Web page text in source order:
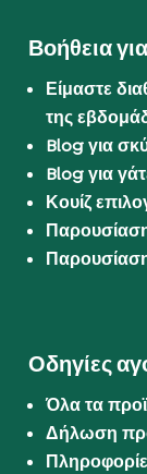
Βοήθεια
Είμαστε
της
Blog για
Blog για
Κουίζ
Οδηγίες
Όλα τα
Δήλωση